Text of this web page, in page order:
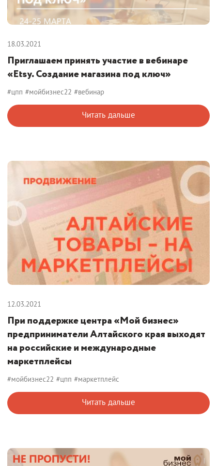
18.03.2021
Приглашаем принять участие в вебинаре
«Etsy. Создание магазина под ключ»
#цпп #мойбизнес22 #вебинар
Читать дальше
12.03.2021
При поддержке центра «Мой бизнес»
предприниматели Алтайского края выходят
на российские и международные
маркетплейсы
#мойбизнес22 #цпп #маркетплейс
Читать дальше